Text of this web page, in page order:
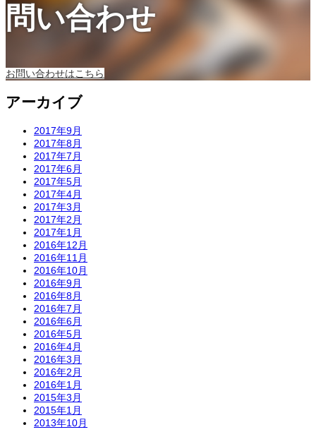
問い合わせ
お問い合わせはこちら
アーカイブ
2017年9月
2017年8月
2017年7月
2017年6月
2017年5月
2017年4月
2017年3月
2017年2月
2017年1月
2016年12月
2016年11月
2016年10月
2016年9月
2016年8月
2016年7月
2016年6月
2016年5月
2016年4月
2016年3月
2016年2月
2016年1月
2015年3月
2015年1月
2013年10月